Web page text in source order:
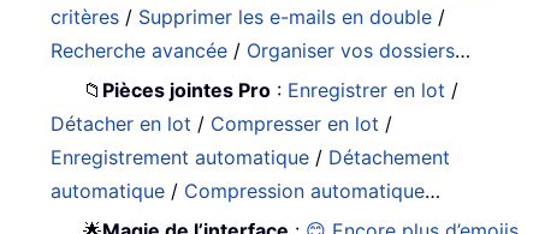
critères / Supprimer les e-mails en double /
Recherche avancée / Organiser vos dossiers…
📁 Pièces jointes Pro : Enregistrer en lot /
Détacher en lot / Compresser en lot /
Enregistrement automatique / Détachement
automatique / Compression automatique…